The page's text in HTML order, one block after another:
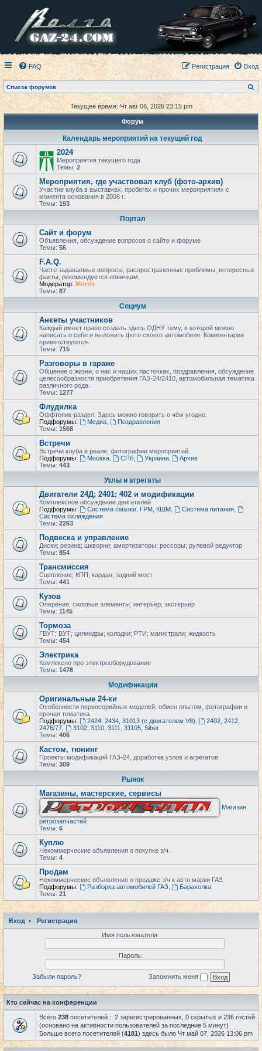
FAQ Вход
Регистрация
Список форумов
о
к
Текущее время: Чт авг 06, 2026 23:15 pm
Форум
Календарь мероприятий на текущий год
2024
Мероприятия текущего года
Темы: 2
Мероприятия, где участвовал клуб (фото-архив)
Участие клуба в выставках, пробегах и прочих мероприятиях с
момента основания в 2006 г.
Темы: 193
Портал
Сайт и форум
Объявления, обсуждение вопросов о сайте и форуме
Темы: 56
F.A.Q.
Часто задаваемые вопросы, распространенные проблемы, интересные
факты, рекомендуется новичкам.
Модератор: Mortis
Темы: 87
Социум
Анкеты участников
Каждый имеет право создать здесь ОДНУ тему, в которой можно
написать о себе и выложить фото своего автомобиля. Комментарии
приветствуются.
Темы: 715
Разговоры в гараже
Общение о жизни, о нас и наших ласточках, поздравления, обсуждение
целесообразности приобретения ГАЗ-24/2410, автомобильная тематика
различного рода.
Темы: 1277
Флудилка
Оффтопик-раздел. Здесь можно говорить о чём угодно.
Подфорумы:
Медиа,
Поздравления
Темы: 1568
Встречи
Встречи клуба в реале, фотографии мероприятий.
Подфорумы:
Москва, СПб, Украина,
Архив
Темы: 443
Узлы и агрегаты
Двигатели 24Д; 2401; 402 и модификации
Комплексное обсуждение двигателей
Подфорумы:
Система смазки, ГРМ, КШМ, Система питания,
Система охлаждения
Темы: 2263
Подвеска и управление
Диски; резина; шкворни; амортизаторы; рессоры; рулевой редуктор
Темы: 854
Трансмиссия
Сцепление; КПП; кардан; задний мост
Темы: 441
Кузов
Оперение; силовые элементы; интерьер; экстерьер
Темы: 1145
Тормоза
ГВУТ; ВУТ; цилиндры; колодки; РТИ; магистрали; жидкость
Темы: 454
Электрика
Комлексно про электрооборудование
Темы: 1478
Модификации
Оригинальные 24-ки
Особенности первосерийных моделей, обмен опытом, фотографии и
прочая тематика.
Подфорумы:
2424, 2434, 31013 (с двигателем V8)
2402, 2412,
2476/77
3102, 3110, 3111, 31105, Siber
Темы: 406
Кастом, тюнинг
Проекты модификаций ГАЗ-24, доработка узлов и агрегатов
Темы: 309
Рынок
Магазины, мастерские, сервисы
Магазин
ретрозапчастей
Темы: 6
Куплю
Некоммерческие объявления о покупке з/ч.
Темы: 4
Продам
Некоммерческие объявления о продаже з/ч к авто марки ГАЗ.
Подфорумы:
Разборка автомобилей ГАЗ
Барахолка
Темы: 21
Вход •
Регистрация
Имя пользователя:
Пароль:
Забыли пароль? Запомнить меня
Кто сейчас на конференции
Всего 238 посетителей :: 2 зарегистрированных, 0 скрытых и 236 гостей
(основано на активности пользователей за последние 5 минут)
Больше всего посетителей (4181) здесь было Чт май 07, 2026 13:06 pm